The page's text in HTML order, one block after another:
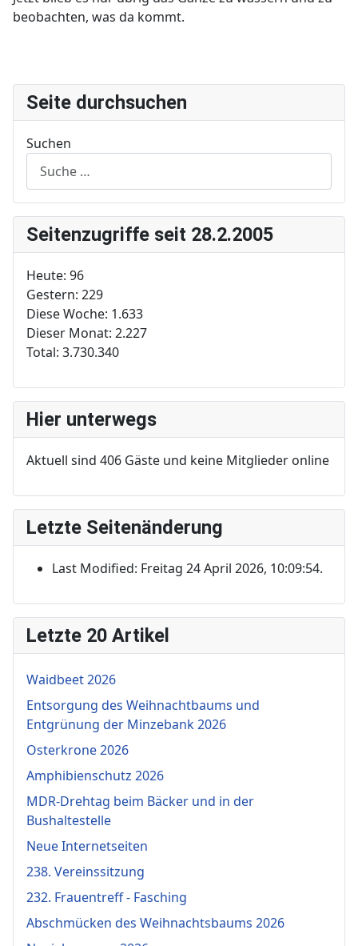
beobachten, was da kommt.
Seite durchsuchen
Suchen
Seitenzugriffe seit 28.2.2005
Heute: 96
Gestern: 229
Diese Woche: 1.633
Dieser Monat: 2.227
Total: 3.730.340
Hier unterwegs
Aktuell sind 406 Gäste und keine Mitglieder online
Letzte Seitenänderung
Last Modified: Freitag 24 April 2026, 10:09:54.
Letzte 20 Artikel
Waidbeet 2026
Entsorgung des Weihnachtbaums und
Entgrünung der Minzebank 2026
Osterkrone 2026
Amphibienschutz 2026
MDR-Drehtag beim Bäcker und in der
Bushaltestelle
Neue Internetseiten
238. Vereinssitzung
232. Frauentreff - Fasching
Abschmücken des Weihnachtsbaums 2026